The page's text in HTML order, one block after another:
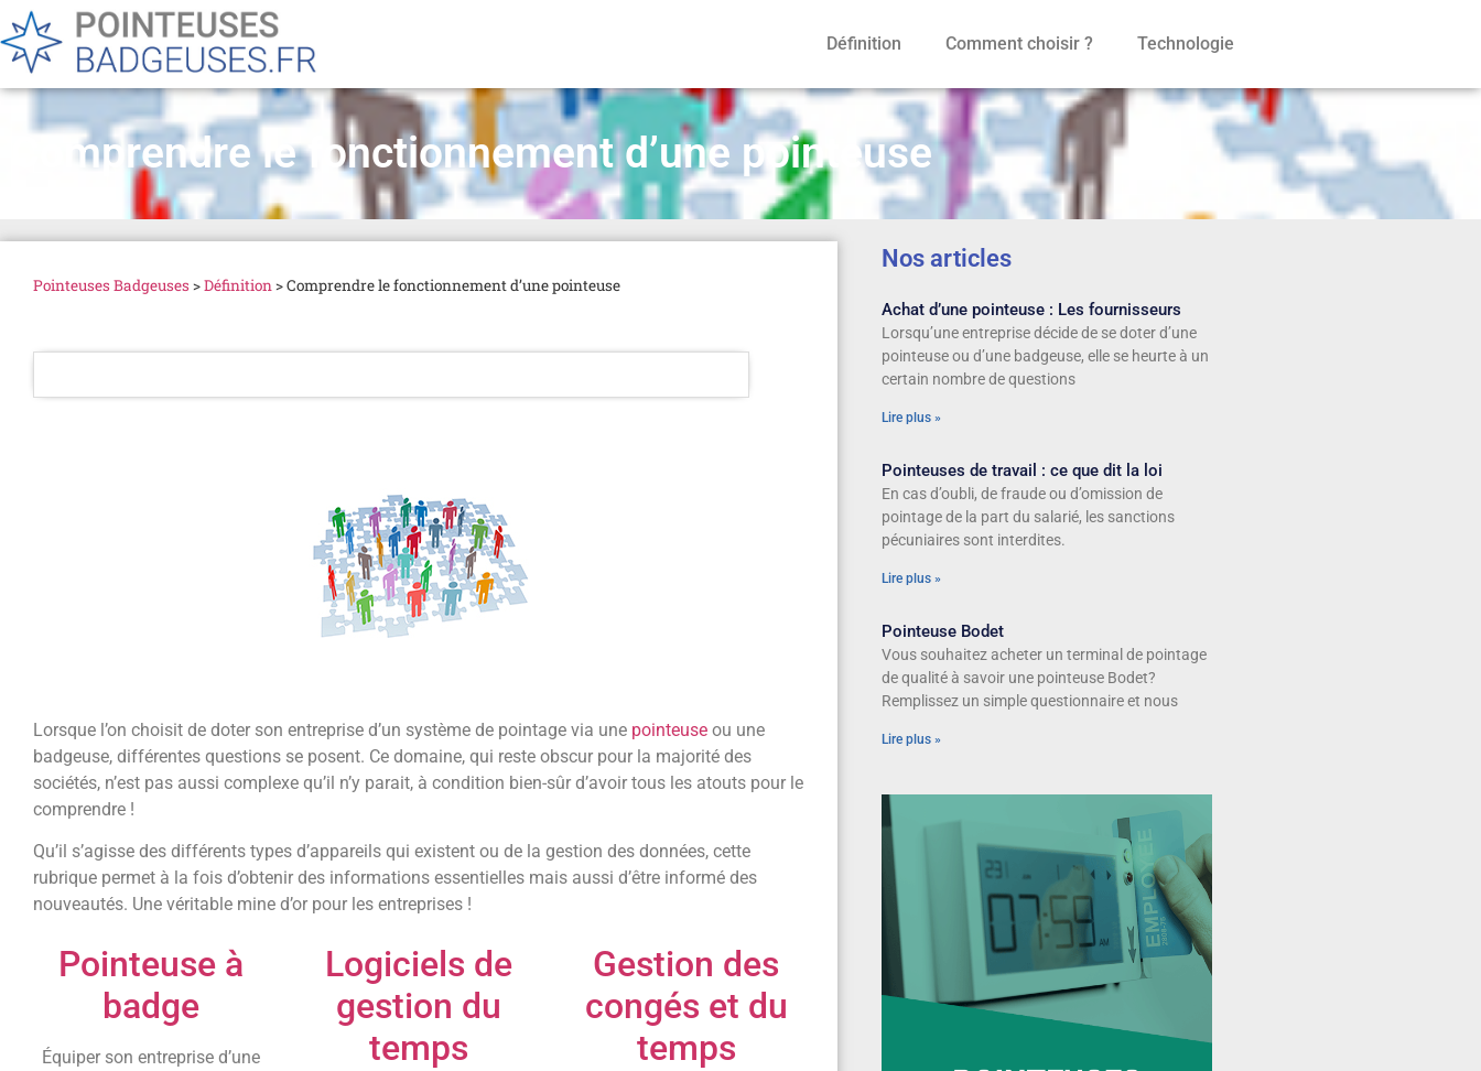
Définition Comment choisir ? Technologie
Comprendre le fonctionnement d’une pointeuse
Pointeuses Badgeuses >Définition>Comprendre le fonctionnement d’une pointeuse
Lorsque l’on choisit de doter son entreprise d’un système de pointage via une pointeuse ou une
badgeuse, différentes questions se posent. Ce domaine, qui reste obscur pour la majorité des
sociétés, n’est pas aussi complexe qu’il n’y parait, à condition bien-sûr d’avoir tous les atouts pour le
comprendre !
Qu’il s’agisse des différents types d’appareils qui existent ou de la gestion des données, cette
rubrique permet à la fois d’obtenir des informations essentielles mais aussi d’être informé des
nouveautés. Une véritable mine d’or pour les entreprises !
Pointeuse à
badge
Équiper son entreprise d’une
Logiciels de
gestion du
temps
Gestion des
congés et du
temps
Nos articles
Achat d’une pointeuse : Les fournisseurs
Lorsqu’une entreprise décide de se doter d’une
pointeuse ou d’une badgeuse, elle se heurte à un
certain nombre de questions
Lire plus »
Pointeuses de travail : ce que dit la loi
En cas d’oubli, de fraude ou d’omission de
pointage de la part du salarié, les sanctions
pécuniaires sont interdites.
Lire plus »
Pointeuse Bodet
Vous souhaitez acheter un terminal de pointage
de qualité à savoir une pointeuse Bodet?
Remplissez un simple questionnaire et nous
Lire plus »